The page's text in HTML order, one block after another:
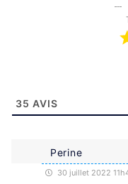
35 AVIS
Perine
30 juillet 2022